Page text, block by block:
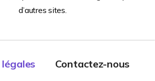
d’autres sites.
Contactez-nous